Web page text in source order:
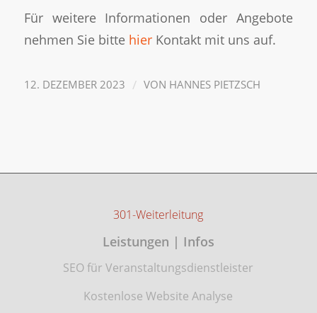
Für weitere Informationen oder Angebote
nehmen Sie bitte hierKontakt mit uns auf.
12. DEZEMBER 2023 / VON HANNES PIETZSCH
301-Weiterleitung
Leistungen | Infos
SEO für Veranstaltungsdienstleister
Kostenlose Website Analyse